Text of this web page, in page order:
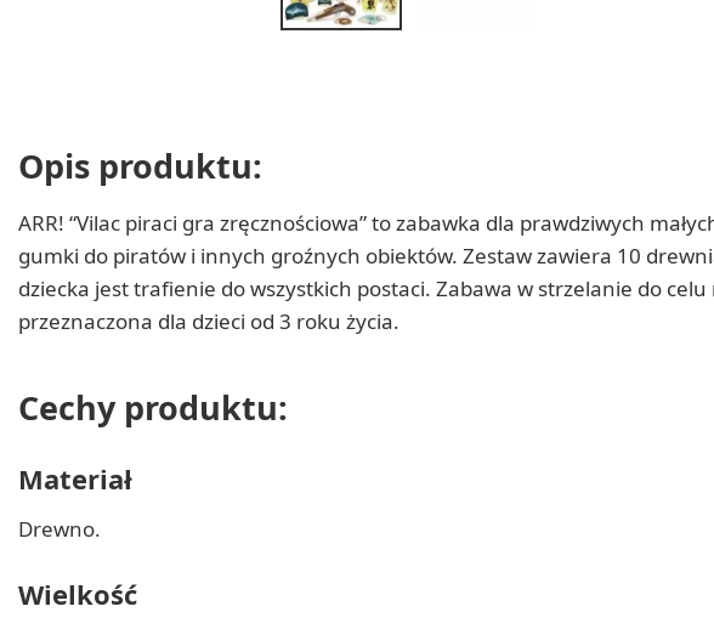
Opis produktu:
ARR! “Vilac piraci gra zręcznościowa” to zabawka dla prawdziwych
gumki do piratów i innych groźnych obiektów. Zestaw zawiera 10
dziecka jest trafienie do wszystkich postaci. Zabawa w strzelanie do
przeznaczona dla dzieci od 3 roku życia.
Cechy produktu:
Materiał
Drewno.
Wielkość